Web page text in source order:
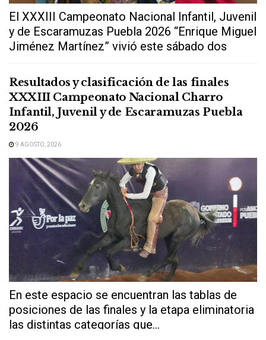
El XXXIII Campeonato Nacional Infantil, Juvenil
y de Escaramuzas Puebla 2026 “Enrique Miguel
Jiménez Martínez” vivió este sábado dos
Resultados y clasificación de las finales
XXXIII Campeonato Nacional Charro
Infantil, Juvenil y de Escaramuzas Puebla
2026
9 AGOSTO, 2026
En este espacio se encuentran las tablas de
posiciones de las finales y la etapa eliminatoria
las distintas categorías que...